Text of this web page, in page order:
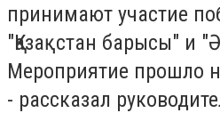
принимают участие
"Қазақстан барысы" и
Мероприятие прошло
- рассказал